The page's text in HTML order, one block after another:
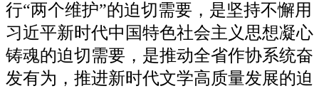
行“两个维护”的迫切需要，是坚持不懈用
习近平新时代中国特色社会主义思想凝心
铸魂的迫切需要，是推动全省作协系统奋
发有为，推进新时代文学高质量发展的迫